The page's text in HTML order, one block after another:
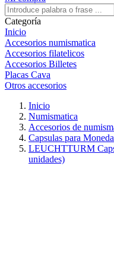
Categoría
Inicio
Accesorios numismatica
Accesorios filatelicos
Accesorios Billetes
Placas Cava
Otros accesorios
Inicio
Numismatica
Accesorios de
Capsulas para
LEUCHTTURM
unidades)